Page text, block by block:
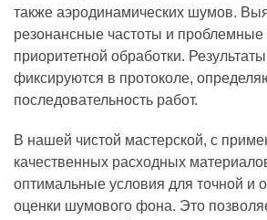
также аэродинамических шумов.
резонансные частоты и
приоритетной обработки.
фиксируются в протоколе,
последовательность работ.
В нашей чистой мастерской, с
качественных расходных
оптимальные условия для точной и
оценки шумового фона. Это